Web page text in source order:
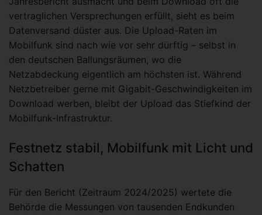
vertraglichen Versprechungen erfüllt, sieht es beim
Datenversand düster aus. Die Upload-Raten im
Mobilfunk sind nach wie vor sehr dürftig – selbst in
den deutschen Ballungsräumen, wo die
Netzabdeckung eigentlich am höchsten ist. Während
Netzbetreiber gerne mit Gigabit-Geschwindigkeiten im
Download werben, bleibt der Upload das Stiefkind der
Mobilfunk-Infrastruktur.
Festnetz stabil, Mobilfunk mit Licht und
Schatten
Für den Bericht (Zeitraum 2024/2025) wertete die
Behörde die Messungen von tausenden Endkunden